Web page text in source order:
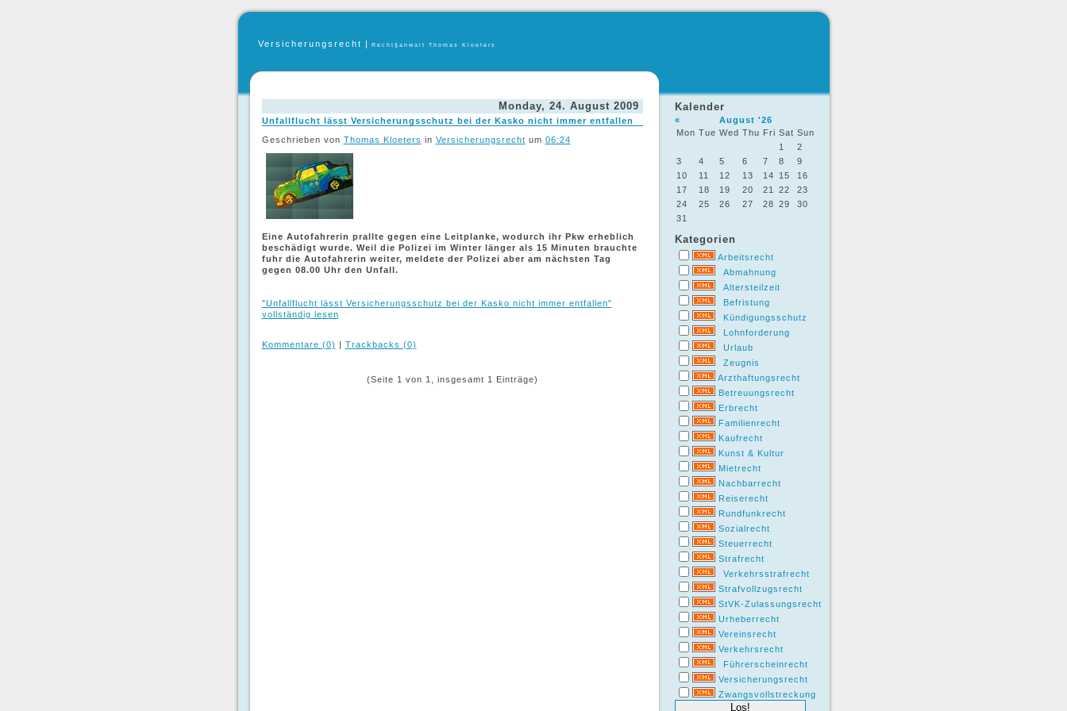
Versicherungsrecht | Recht§anwalt Thomas Kloeters
Kalender
«
August '26
Mon Tue Wed Thu Fri Sat Sun
1
2
3
4 5 6 7 8
9
10
11 12 13 14 15
16
17
18 19 20 21 22
23
24
25 26 27 28 29
30
31
Kategorien
Arbeitsrecht
Abmahnung
Altersteilzeit
Befristung
Kündigungsschutz
Lohnforderung
Urlaub
Zeugnis
Arzthaftungsrecht
Betreuungsrecht
Erbrecht
Familienrecht
Kaufrecht
Kunst & Kultur
Mietrecht
Nachbarrecht
Reiserecht
Rundfunkrecht
Sozialrecht
Steuerrecht
Strafrecht
Verkehrsstrafrecht
Strafvollzugsrecht
StVK-Zulassungsrecht
Urheberrecht
Vereinsrecht
Verkehrsrecht
Führerscheinrecht
Versicherungsrecht
Zwangsvollstreckung
Monday, 24. August 2009
Unfallflucht lässt Versicherungsschutz bei der Kasko nicht immer entfallen
Geschrieben von Thomas Kloeters in Versicherungsrecht um 06:24
Eine Autofahrerin prallte gegen eine Leitplanke, wodurch ihr Pkw erheblich
beschädigt wurde. Weil die Polizei im Winter länger als 15 Minuten brauchte
fuhr die Autofahrerin weiter, meldete der Polizei aber am nächsten Tag
gegen 08.00 Uhr den Unfall.
"Unfallflucht lässt Versicherungsschutz bei der Kasko nicht immer entfallen"
vollständig lesen
Kommentare (0) | Trackbacks (0)
(Seite 1 von 1, insgesamt 1 Einträge)